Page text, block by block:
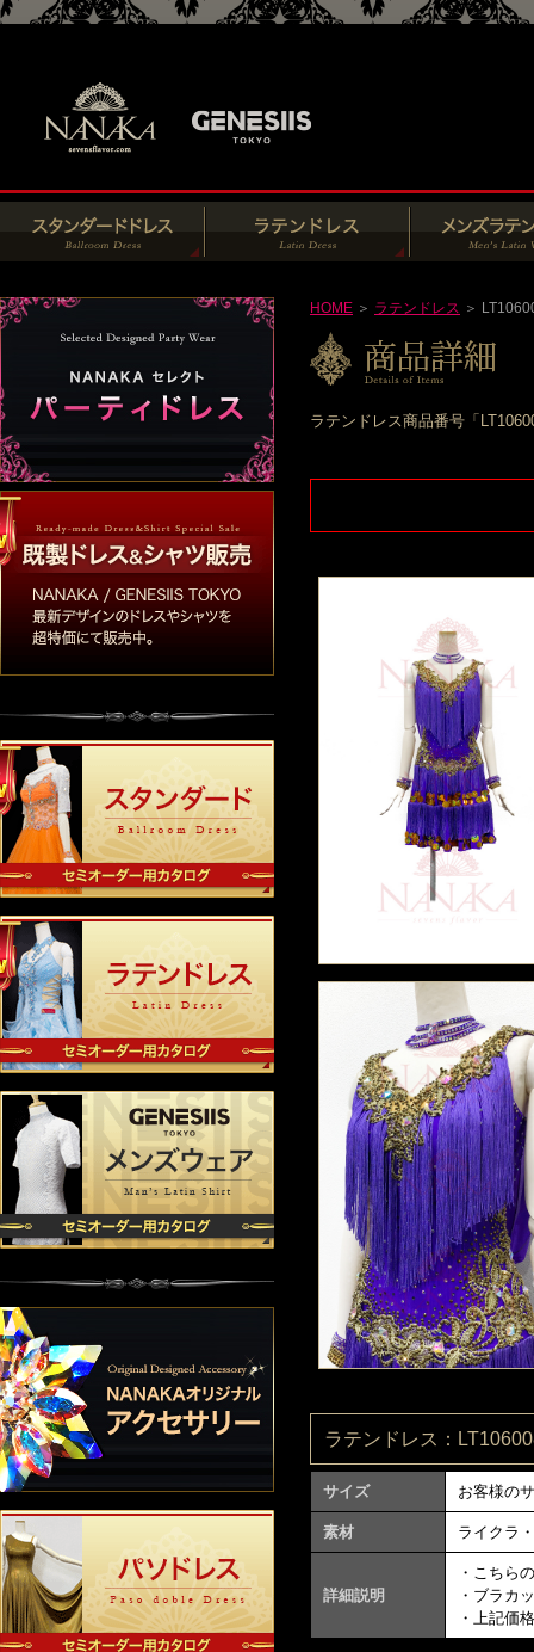
HOME ＞ ラテンドレス ＞
ラテンドレス商品番号「
ラテンドレス：
サイズ お客様の
素材 ライクラ
詳細説明
・こちら
・ブラカ
・上記価